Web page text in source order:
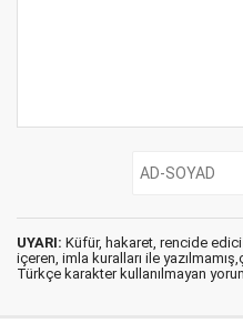
UYARI: Küfür, hakaret, rencide edici
içeren, imla kuralları ile
Türkçe karakter kullanılmayan